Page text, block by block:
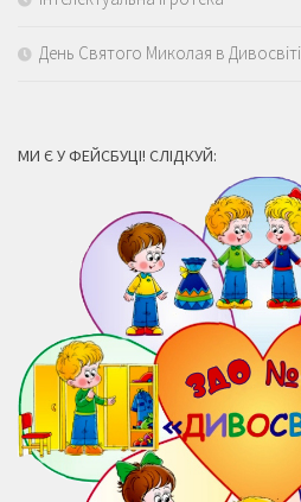
День Святого Миколая в Дивосвіті
МИ Є У ФЕЙСБУЦІ! СЛІДКУЙ: